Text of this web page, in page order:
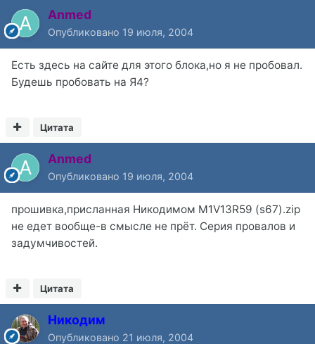
Anmed
Опубликовано 19 июля, 2004
Есть здесь на сайте для этого блока,но я не пробовал.
Будешь пробовать на Я4?
Цитата
Anmed
Опубликовано 19 июля, 2004
прошивка,присланная Никодимом M1V13R59 (s67).zip
не едет вообще-в смысле не прёт. Серия провалов и
задумчивостей.
Цитата
Никодим
Опубликовано 21 июля, 2004